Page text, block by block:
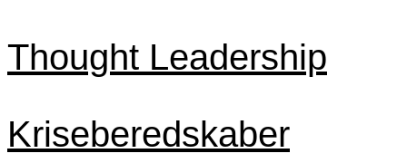
Thought Leadership
Kriseberedskaber